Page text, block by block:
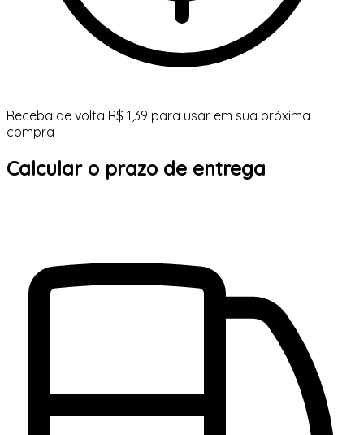
Receba de volta R$ 1,39 para usar em sua próxima
compra
Calcular o prazo de entrega